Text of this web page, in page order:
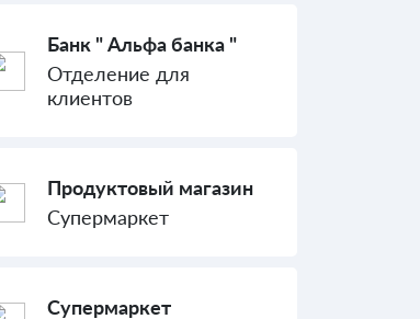
Банк " Альфа банка "
Отделение для
клиентов
Продуктовый магазин
Супермаркет
Супермаркет